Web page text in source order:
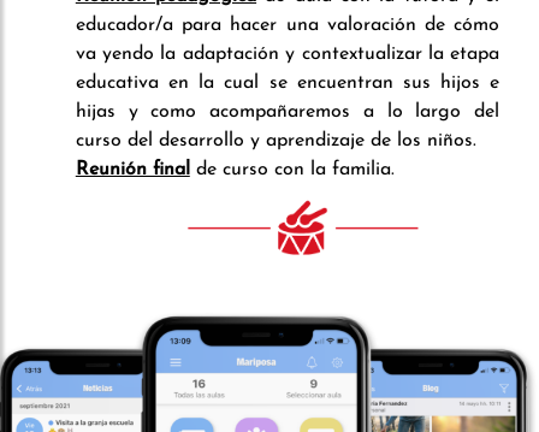
educador/a para hacer una valoración de cómo
va yendo la adaptación y contextualizar la etapa
educativa en la cual se encuentran sus hijos e
hijas y como acompañaremos a lo largo del
curso del desarrollo y aprendizaje de los niños.
Reunión final de curso con la familia.